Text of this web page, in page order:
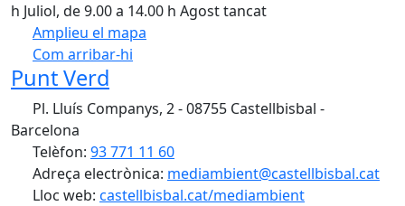
h Juliol, de 9.00 a 14.00 h Agost tancat
Amplieu el mapa
Com arribar-hi
+
−
Punt Verd
Pl. Lluís Companys, 2 - 08755 Castellbisbal -
Barcelona
Telèfon: 93 771 11 60
Adreça electrònica: mediambient@castellbisbal.cat
Lloc web: castellbisbal.cat/mediambient